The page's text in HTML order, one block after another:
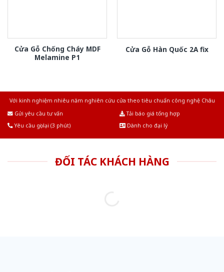
Cửa Gỗ Chống Cháy MDF
Melamine P1
Cửa Gỗ Hàn Quốc 2A fix
Với kinh nghiệm nhiêu năm nghiên cứu cửa theo tiêu chuẩn công nghệ Châu
Gửi yêu cầu tư vấn
Tải báo giá tổng hợp
Yêu cầu gọi lại (3 phút)
Dành cho đại lý
ĐỐI TÁC KHÁCH HÀNG